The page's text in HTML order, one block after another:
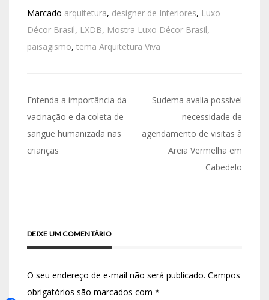
Marcado arquitetura, designer de Interiores, Luxo
Décor Brasil, LXDB, Mostra Luxo Décor Brasil,
paisagismo, tema Arquitetura Viva
Entenda a importância da
vacinação e da coleta de
sangue humanizada nas
crianças
Sudema avalia possível
necessidade de
agendamento de visitas à
Areia Vermelha em
Cabedelo
DEIXE UM COMENTÁRIO
O seu endereço de e-mail não será publicado. Campos
obrigatórios são marcados com *